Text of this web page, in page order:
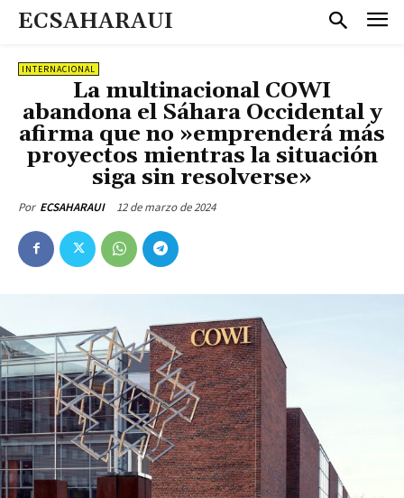
ECSAHARAUI
INTERNACIONAL
La multinacional COWI
abandona el Sáhara Occidental y
afirma que no »emprenderá más
proyectos mientras la situación
siga sin resolverse»
Por ECSAHARAUI 12 de marzo de 2024